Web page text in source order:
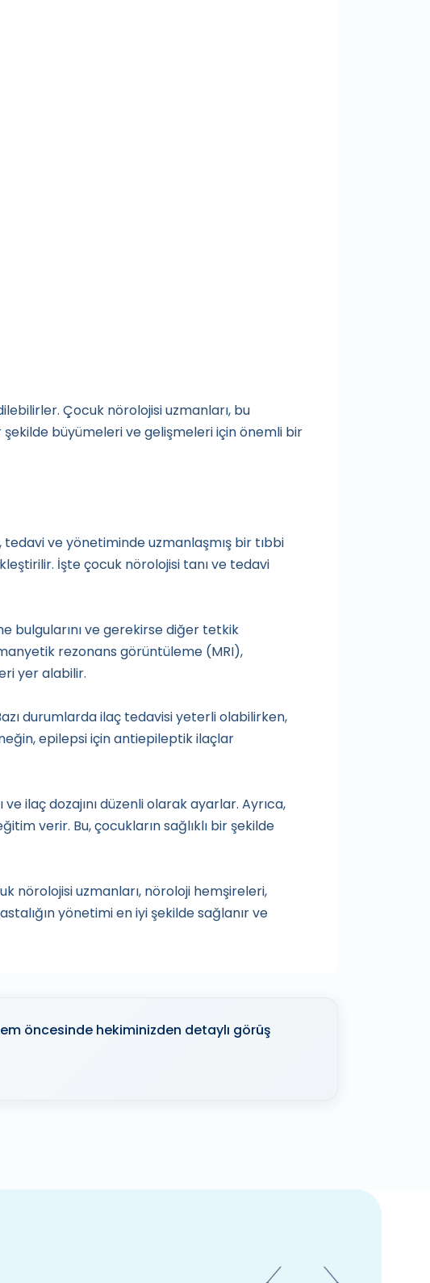
Çocuk nörolojisi uzmanları, bu
şekilde büyümeleri ve gelişmeleri için önemli bir
ve yönetiminde uzmanlaşmış bir tıbbi
İşte çocuk nörolojisi tanı ve tedavi
bulgularını ve gerekirse diğer tetkik
rezonans görüntüleme (MRI),
yer alabilir.
durumlarda ilaç tedavisi yeterli olabilirken,
epilepsi için antiepileptik ilaçlar
ilaç dozajını düzenli olarak ayarlar. Ayrıca,
verir. Bu, çocukların sağlıklı bir şekilde
nörolojisi uzmanları, nöroloji hemşireleri,
yönetimi en iyi şekilde sağlanır ve
öncesinde hekiminizden detaylı görüş